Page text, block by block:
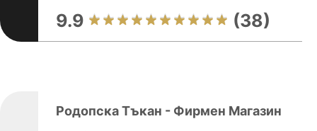
9.9 (38)
Родопска Тъкан - Фирмен Магазин